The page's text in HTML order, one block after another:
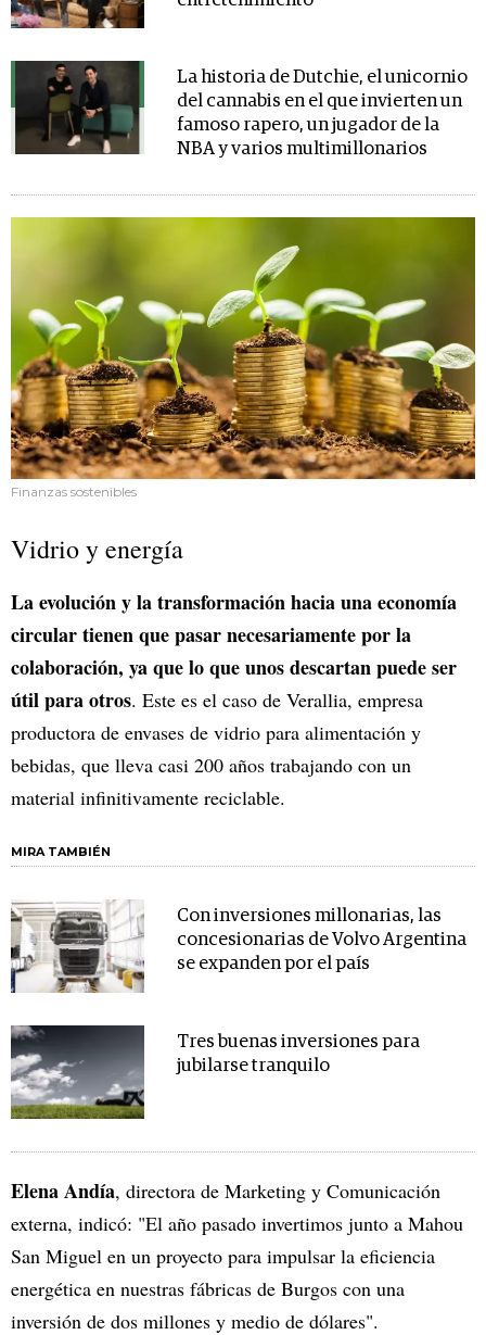
La historia de Dutchie, el unicornio
del cannabis en el que invierten un
famoso rapero, un jugador de la
NBA y varios multimillonarios
Finanzas sostenibles
Vidrio y energía
La evolución y la transformación hacia una economía
circular tienen que pasar necesariamente por la
colaboración, ya que lo que unos descartan puede ser
útil para otros. Este es el caso de Verallia, empresa
productora de envases de vidrio para alimentación y
bebidas, que lleva casi 200 años trabajando con un
material infinitivamente reciclable.
MIRA TAMBIÉN
Con inversiones millonarias, las
concesionarias de Volvo Argentina
se expanden por el país
Tres buenas inversiones para
jubilarse tranquilo
Elena Andía, directora de Marketing y Comunicación
externa, indicó: "El año pasado invertimos junto a Mahou
San Miguel en un proyecto para impulsar la eficiencia
energética en nuestras fábricas de Burgos con una
inversión de dos millones y medio de dólares".